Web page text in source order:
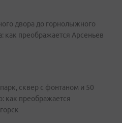
двора до горнолыжного
как преображается Арсеньев
сквер с фонтаном и 50
как преображается